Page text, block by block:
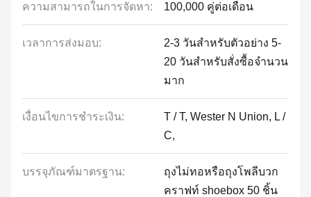
ความสามารถในการจัดหา: 100,000 คู่ต่อเดือน
เวลาการส่งมอบ:
2-3 วันสำหรับตัวอย่าง 5-
20 วันสำหรับสั่งซื้อจำนวน
มาก
เงื่อนไขการชำระเงิน:
T / T, Wester N Union, L /
C,
บรรจุภัณฑ์มาตรฐาน:
ถุงไม่ทอหรือถุงโพลีบวก
คราฟท์ shoebox 50 ชิ้น